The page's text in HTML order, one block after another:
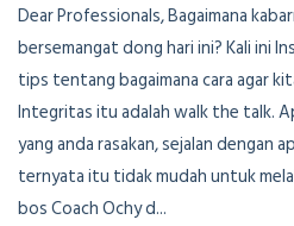
Dear Professionals, Bagaimana
bersemangat dong hari ini? Kali ini
tips tentang bagaimana cara agar
Integritas itu adalah walk the talk.
yang anda rasakan, sejalan dengan
ternyata itu tidak mudah untuk
bos Coach Ochy d...